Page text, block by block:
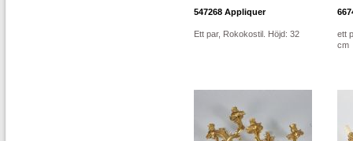
547268 Appliquer
Ett par, Rokokostil. Höjd: 32
ett
cm